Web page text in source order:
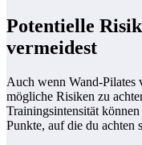
Potentielle
vermeidest
Auch wenn Wand-Pilates
mögliche Risiken zu
Trainingsintensität
Punkte, auf die du achten